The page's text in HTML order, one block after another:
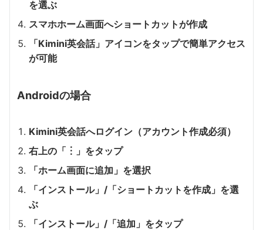
を選ぶ
スマホホーム画面へショートカットが作成
「Kimini英会話」アイコンをタップで簡単アクセス
が可能
Androidの場合
Kimini英会話へログイン（アカウント作成必須）
右上の「︙」をタップ
「ホーム画面に追加」を選択
「インストール」/「ショートカットを作成」を選
ぶ
「インストール」/「追加」をタップ